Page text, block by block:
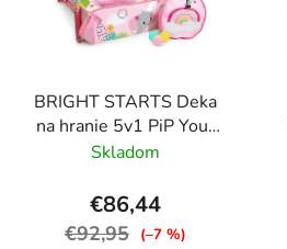
BRIGHT STARTS Deka
na hranie 5v1 PiP Your
Way Ball Play™
Skladom
€86,44
€92,95 (–7 %)